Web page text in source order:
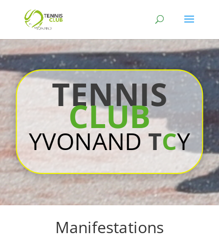
TENNIS
CLUB
YVONAND TCY
Manifestations